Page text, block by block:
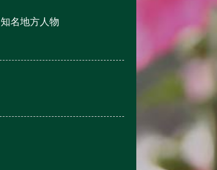
知名地方人物